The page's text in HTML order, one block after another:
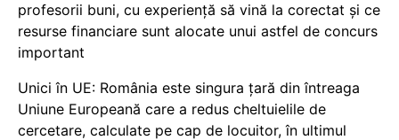
profesorii buni, cu experiență să vină la corectat și ce
resurse financiare sunt alocate unui astfel de concurs
important
Unici în UE: România este singura țară din întreaga
Uniune Europeană care a redus cheltuielile de
cercetare, calculate pe cap de locuitor, în ultimul